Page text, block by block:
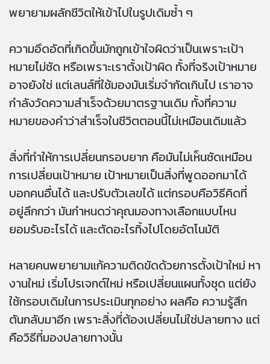
พยายามผลักชีวิตให้เข้าไปในรูปเดิมซ้ำ ๆ
ความอึดอัดที่เกิดขึ้นมักถูกเข้าใจผิดว่าเป็นเพราะเป้า
หมายไม่ชัด หรือเพราะเราตั้งเป้าผิด ทั้งที่จริงเป้าหมาย
อาจยังใช่ แต่เลนส์ที่ใช้มองมันเริ่มจำกัดเกินไป เราอาจ
กำลังวัดความสำเร็จด้วยมาตรฐานเดิม ทั้งที่ความ
หมายของคำว่าสำเร็จในชีวิตตอนนี้ไม่เหมือนเดิมแล้ว
สิ่งที่ทำให้การเปลี่ยนกรอบยาก คือมันไม่เห็นชัดเหมือน
การเปลี่ยนเป้าหมาย เป้าหมายเป็นสิ่งที่พูดออกมาได้
บอกคนอื่นได้ และปรับตัวเลขได้ แต่กรอบคือวิธีคิดที่
อยู่ลึกกว่า มันกำหนดว่าคุณมองทางเลือกแบบไหน
ยอมรับอะไรได้ และตัดอะไรทิ้งไปโดยอัตโนมัติ
หลายคนพยายามแก้ความติดขัดด้วยการตั้งเป้าใหม่ หา
งานใหม่ เริ่มโปรเจกต์ใหม่ หรือเปลี่ยนแผนทั้งชุด แต่ยัง
ใช้กรอบเดิมในการประเมินทุกอย่าง ผลคือ ความรู้สึก
ตันกลับมาอีก เพราะสิ่งที่ต้องเปลี่ยนไม่ใช่ปลายทาง แต่
คือวิธีที่มองปลายทางนั้น